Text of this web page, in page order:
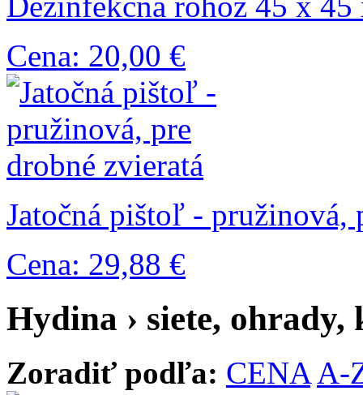
Cena: 20,00 €
Jatočná pištoľ - pružinová,
Cena: 29,88 €
Hydina › siete,
Zoradiť podľa: CENA A-